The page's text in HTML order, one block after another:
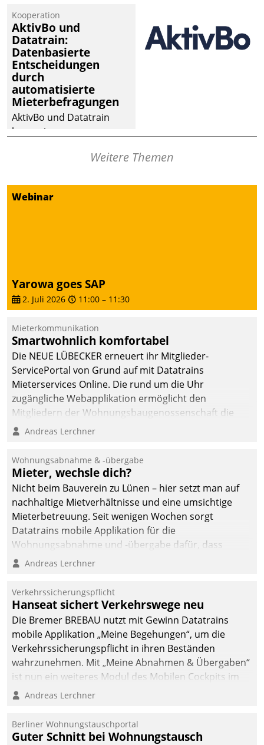
passende Fragen und
Schlagworte auswirft.
Eine intuitive
Dialogführung ermöglicht
dem externen
Serviceteam, Anrufe von
Mietenden zügiger und
effizienter zu bearbeiten.
Kooperation
AktivBo und
Datatrain:
Datenbasierte
Entscheidungen
durch
automatisierte
Mieterbefragungen
AktivBo und Datatrain
kooperieren –
profitieren: Die nahtlose
von AktivBo und
Datatrain ermöglicht
datengestützte
Entscheidungen.
Weitere Themen
Webinar
Yarowa goes SAP
2. Juli 2026 11:00 – 11:30
Mieterkommunikation
Smartwohnlich komfortabel
Die NEUE LÜBECKER erneuert ihr Mitglieder-
ServicePortal von Grund auf mit Datatrains
Mieterservices Online. Die rund um die Uhr
zugängliche Webapplikation ermöglicht den
Mitgliedern der Wohnungs­bau­genossenschaft die
Kontaktaufnahme per Smartphone, Tablet oder PC.
Andreas Lerchner
Wohnungsabnahme & -übergabe
Mieter, wechsle dich?
Nicht beim Bauverein zu Lünen – hier setzt man auf
nachhaltige Mietverhältnisse und eine umsichtige
Mieterbetreuung. Seit wenigen Wochen sorgt
Datatrains mobile Applikation für die
Wohnungsabnahme und -übergabe dafür, dass
Mieter wohlgeordnet kommen und, so es sein muss,
Andreas Lerchner
Verkehrssicherungspflicht
Hanseat sichert Verkehrswege neu
Die Bremer BREBAU nutzt mit Gewinn Datatrains
mobile Applikation „Meine Begehungen“, um die
Verkehrssicherungspflicht in ihren Beständen
wahrzunehmen. Mit „Meine Abnahmen & Übergaben“
ist nun ein weiteres Modul des Mobilen Cockpits im
Einsatz.
Andreas Lerchner
Berliner Wohnungstauschportal
Guter Schnitt bei Wohnungstausch